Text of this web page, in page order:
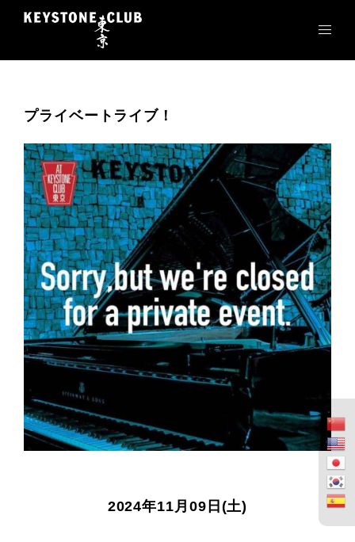
ン
プライベートライブ！
2024年11月09日(土)